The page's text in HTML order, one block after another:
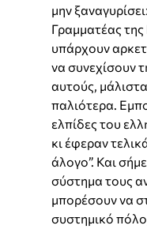
μην
Γραμματέας
υπάρχουν
να συνεχίσουν
αυτούς,
παλιότερα.
ελπίδες του
κι έφεραν
άλογο”. Και
σύστημα τους
μπορέσουν να
συστημικό